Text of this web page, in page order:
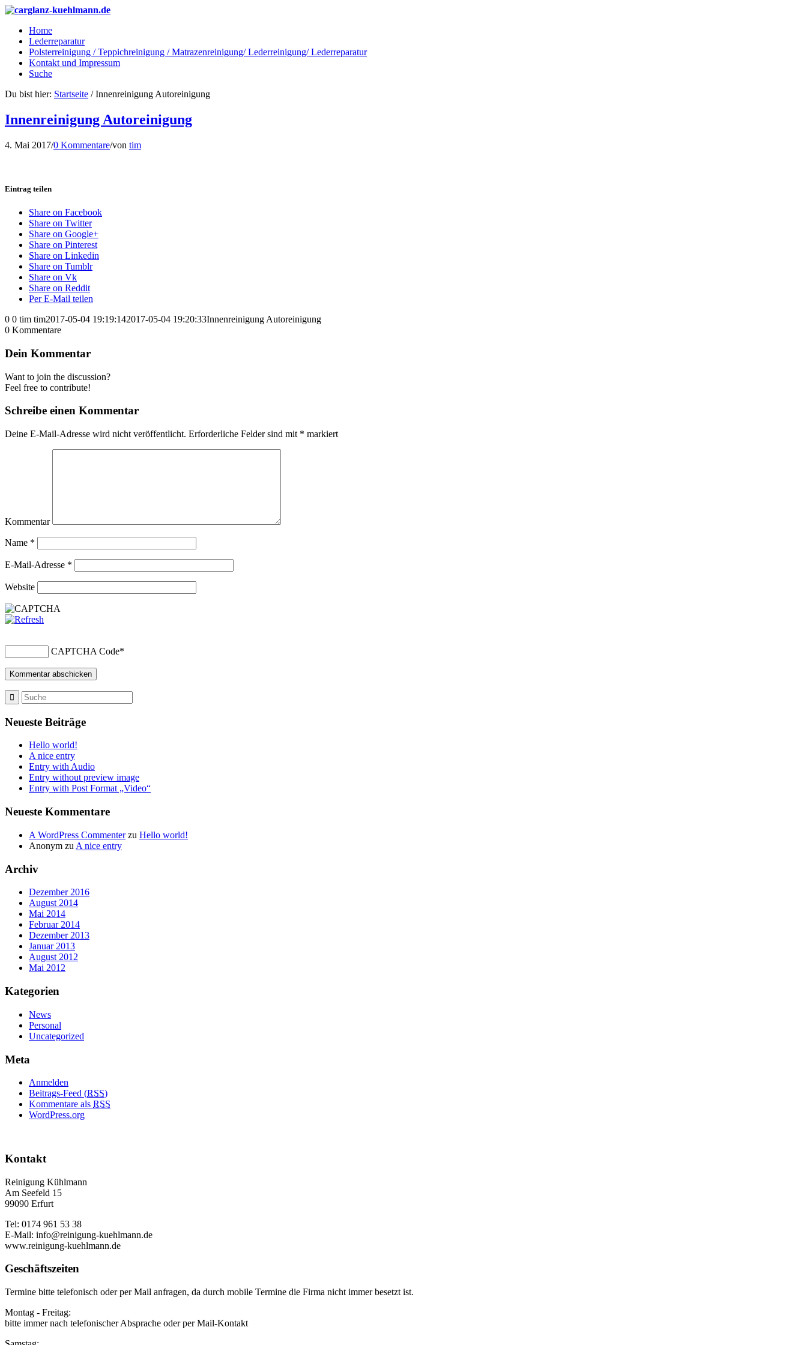
Home
Lederreparatur
Polsterreinigung / Teppichreinigung / Matrazenreinigung/ Lederreinigung/ Lederreparatur
Kontakt und Impressum
Suche
Du bist hier: Startseite / Innenreinigung Autoreinigung
Innenreinigung Autoreinigung
4. Mai 2017/0 Kommentare/von tim
Eintrag teilen
Share on Facebook
Share on Twitter
Share on Google+
Share on Pinterest
Share on Linkedin
Share on Tumblr
Share on Vk
Share on Reddit
Per E-Mail teilen
0 0 tim tim2017-05-04 19:19:142017-05-04 19:20:33Innenreinigung Autoreinigung
0 Kommentare
Dein Kommentar
Want to join the discussion?
Feel free to contribute!
Schreibe einen Kommentar
Deine E-Mail-Adresse wird nicht veröffentlicht. Erforderliche Felder sind mit * markiert
Kommentar
Name *
E-Mail-Adresse *
Website
CAPTCHA Code*
Neueste Beiträge
Hello world!
A nice entry
Entry with Audio
Entry without preview image
Entry with Post Format „Video“
Neueste Kommentare
A WordPress Commenterzu Hello world!
Anonym zu A nice entry
Archiv
Dezember 2016
August 2014
Mai 2014
Februar 2014
Dezember 2013
Januar 2013
August 2012
Mai 2012
Kategorien
News
Personal
Uncategorized
Meta
Anmelden
Beitrags-Feed (RSS)
Kommentare als RSS
WordPress.org
Kontakt
Reinigung Kühlmann
Am Seefeld 15
99090 Erfurt
Tel: 0174 961 53 38
E-Mail: info@reinigung-kuehlmann.de
www.reinigung-kuehlmann.de
Geschäftszeiten
Termine bitte telefonisch oder per Mail anfragen, da durch mobile Termine die Firma nicht immer besetzt ist.
Montag - Freitag:
bitte immer nach telefonischer Absprache oder per Mail-Kontakt